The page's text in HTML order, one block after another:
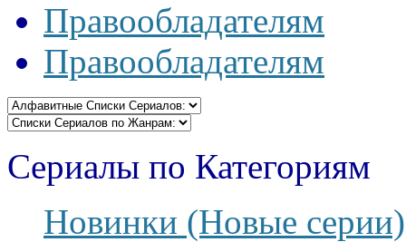
Правообладателям
Правообладателям
Сериалы по Категориям
Новинки (Новые серии)